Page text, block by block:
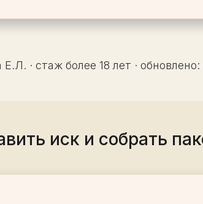
· стаж более 18 лет · обновлено:
иск и собрать